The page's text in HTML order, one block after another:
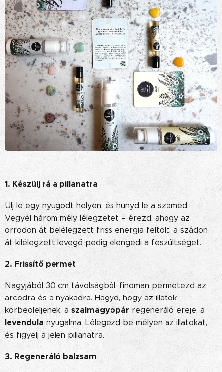
1. Készülj rá a pillanatra
Ülj le egy nyugodt helyen, és hunyd le a szemed.
Vegyél három mély lélegzetet – érezd, ahogy az
orrodon át belélegzett friss energia feltölt, a szádon
át kilélegzett levegő pedig elengedi a feszültséget.
2. Frissítő permet
Nagyjából 30 cm távolságból, finoman permetezd az
arcodra és a nyakadra. Hagyd, hogy az illatok
körbeöleljenek: a szalmagyopár regeneráló ereje, a
levendula nyugalma. Lélegezd be mélyen az illatokat,
és figyelj a jelen pillanatra.
3. Regeneráló balzsam